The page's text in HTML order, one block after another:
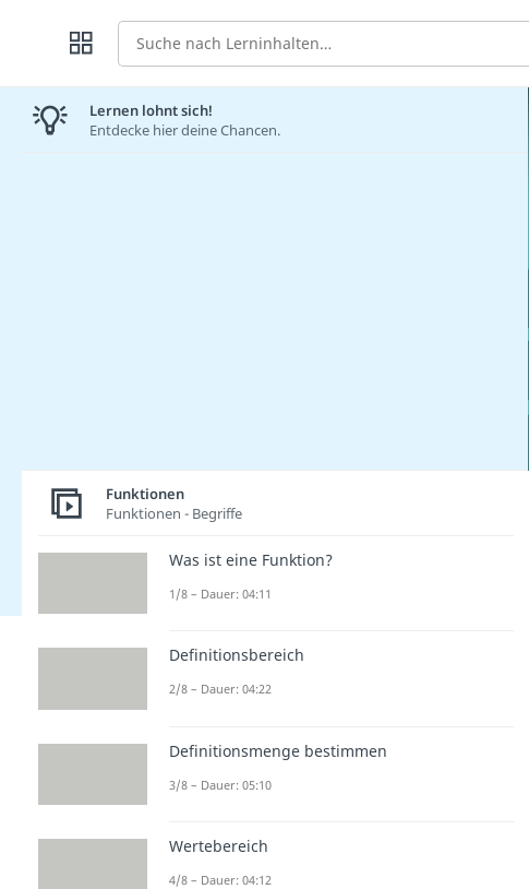
Suche
Lernen lohnt sich!
Entdecke hier deine Chancen.
Funktionen
Funktionen - Begriffe
Was ist eine Funktion?
1/8 – Dauer: 04:11
Definitionsbereich
2/8 – Dauer: 04:22
Definitionsmenge bestimmen
3/8 – Dauer: 05:10
Wertebereich
4/8 – Dauer: 04:12